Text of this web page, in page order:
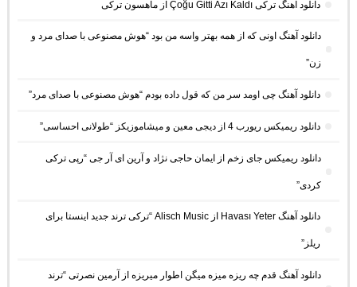
دانلود آهنگ ترکی Çoğu Gitti Azı Kaldı از ماهسون ترکی
دانلود آهنگ اونی که از همه بهتر واسه من بود “هوش مصنوعی با صدای مرد و
زن”
دانلود آهنگ چی اومد سر من که قول داده بودم “هوش مصنوعی با صدای مرد”
دانلود ریمیکس ریورب 4 از دیجی معین و میشاموزیکز “طولانی احساسی”
دانلود ریمیکس جای زخم از ایمان حاجی نژاد و آرین ای آر جی “رپی ترکی
کردی”
دانلود آهنگ Havası Yeter از Alisch Music “ترکی ترند جدید اینستا برای
ریلز”
دانلود آهنگ ﻗﺪم ﭼﻪ رﻳﺰه ﻣﻴﺰه ﻣﻴﮕﻦ اﻃﻮار ﻣﻴﺮﻳﺰه از آرمین نصرتی “ترند